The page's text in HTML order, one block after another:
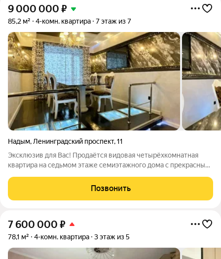
9 000 000 ₽
85,2 м² 4-комн. квартира 7 этаж из 7
Надым, Ленинградский проспект,11
Эксклюзив для Вас! Продаётся видовая четырёхкомнатная
квартира на седьмом этаже семиэтажного дома с прекрасным
Никольский храм и Дворец Бракосочетания. В квартире
произведён дизайнерский ремонт,
Позвонить
7 600 000 ₽
78,1 м² 4-комн. квартира 3 этаж из 5